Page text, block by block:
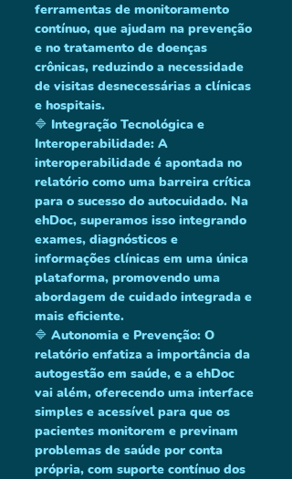
ferramentas de monitoramento
contínuo, que ajudam na prevenção
e no tratamento de doenças
crônicas, reduzindo a necessidade
de visitas desnecessárias a clínicas
e hospitais.
🔷 Integração Tecnológica e
Interoperabilidade: A
interoperabilidade é apontada no
relatório como uma barreira crítica
para o sucesso do autocuidado. Na
ehDoc, superamos isso integrando
exames, diagnósticos e
informações clínicas em uma única
plataforma, promovendo uma
abordagem de cuidado integrada e
mais eficiente.
🔷 Autonomia e Prevenção: O
relatório enfatiza a importância da
autogestão em saúde, e a ehDoc
vai além, oferecendo uma interface
simples e acessível para que os
pacientes monitorem e previnam
problemas de saúde por conta
própria, com suporte contínuo dos